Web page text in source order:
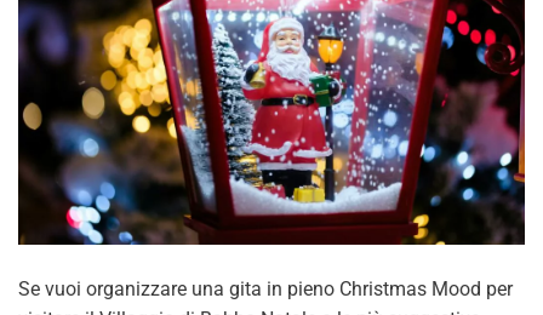
Se vuoi organizzare una gita in pieno Christmas Mood per